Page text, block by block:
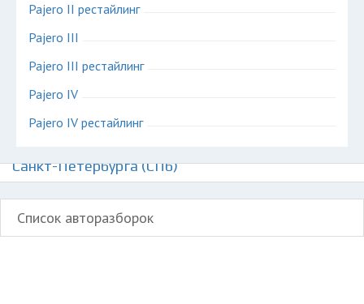
Pajero II рестайлинг
Pajero III
Pajero III рестайлинг
Pajero IV
Pajero IV рестайлинг
Санкт-Петербурга (СПб)
Список авторазборок